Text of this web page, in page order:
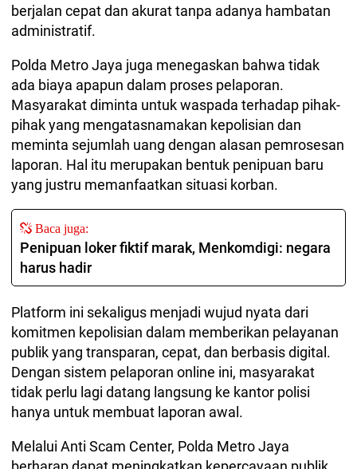
berjalan cepat dan akurat tanpa adanya hambatan
administratif.
Polda Metro Jaya juga menegaskan bahwa tidak
ada biaya apapun dalam proses pelaporan.
Masyarakat diminta untuk waspada terhadap pihak-
pihak yang mengatasnamakan kepolisian dan
meminta sejumlah uang dengan alasan pemrosesan
laporan. Hal itu merupakan bentuk penipuan baru
yang justru memanfaatkan situasi korban.
Baca juga:
Penipuan loker fiktif marak, Menkomdigi: negara
harus hadir
Platform ini sekaligus menjadi wujud nyata dari
komitmen kepolisian dalam memberikan pelayanan
publik yang transparan, cepat, dan berbasis digital.
Dengan sistem pelaporan online ini, masyarakat
tidak perlu lagi datang langsung ke kantor polisi
hanya untuk membuat laporan awal.
Melalui Anti Scam Center, Polda Metro Jaya